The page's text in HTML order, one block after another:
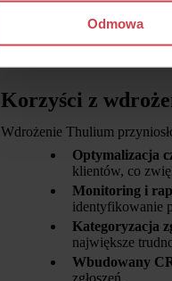
Odmowa
Korzyści z
Wdrożenie Thulium
Optymalizacja
klientów, co
Monitoring i
identyfikowanie
Kategoryzacja
największe
Wbudowany
zgłoszeń.